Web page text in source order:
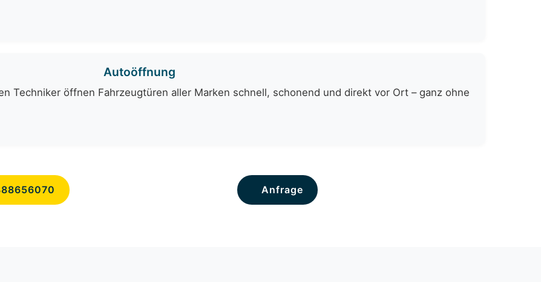
Autoöffnung
Techniker öffnen Fahrzeugtüren aller Marken schnell, schonend und direkt vor Ort – ganz ohne
Anfrage